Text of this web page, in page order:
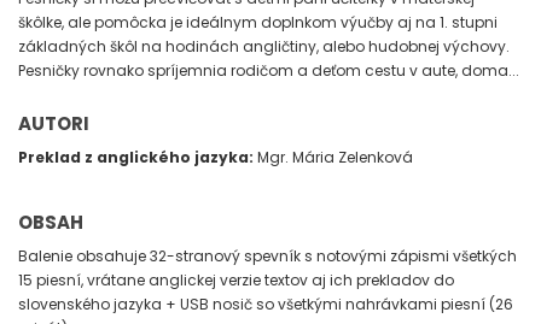
škôlke, ale pomôcka je ideálnym doplnkom výučby aj na 1. stupni
základných škôl na hodinách angličtiny, alebo hudobnej výchovy.
Pesničky rovnako spríjemnia rodičom a deťom cestu v aute, doma...
AUTORI
Preklad z anglického jazyka: Mgr. Mária Zelenková
OBSAH
Balenie obsahuje 32-stranový spevník s notovými zápismi všetkých
15 piesní, vrátane anglickej verzie textov aj ich prekladov do
slovenského jazyka + USB nosič so všetkými nahrávkami piesní (26